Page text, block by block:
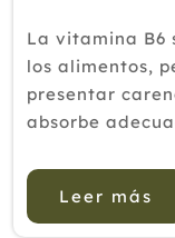
La vitamina B6
los alimentos,
presentar
absorbe
industrial la
de los síntom...
Leer más